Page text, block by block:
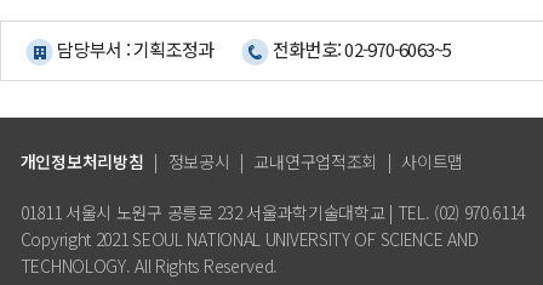
담당부서 : 기획조정과 전화번호: 02-970-6063~5
개인정보처리방침 | 정보공시 | 교내연구업적조회 | 사이트맵
01811 서울시 노원구 공릉로 232 서울과학기술대학교 | TEL. (02) 970.6114
Copyright 2021 SEOUL NATIONAL UNIVERSITY OF SCIENCE AND
TECHNOLOGY. All Rights Reserved.